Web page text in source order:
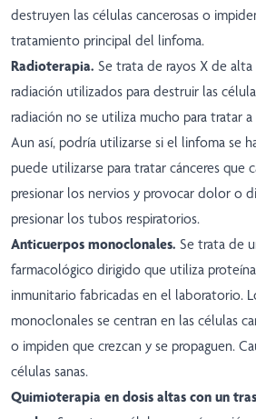
destruyen las células cancerosas o
tratamiento principal del linfoma.
Radioterapia. Se trata de rayos X de
radiación utilizados para destruir las
radiación no se utiliza mucho para tratar
Aun así, podría utilizarse si el linfoma se
puede utilizarse para tratar cánceres que
presionar los nervios y provocar dolor o
presionar los tubos respiratorios.
Anticuerpos monoclonales. Se trata de
farmacológico dirigido que utiliza
inmunitario fabricadas en el laboratorio.
monoclonales se centran en las células
o impiden que crezcan y se propaguen.
células sanas.
Quimioterapia en dosis altas con un